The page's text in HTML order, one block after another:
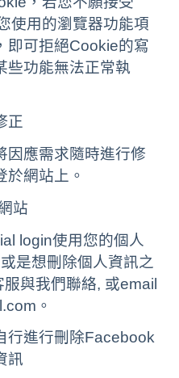
使用的瀏覽器功能項
即可拒絕Cookie的寫
些功能無法正常執
正
因應需求隨時進行修
網站上。
站
login使用您的個人
是想刪除個人資訊之
與我們聯絡, 或email
。
行進行刪除Facebook
訊